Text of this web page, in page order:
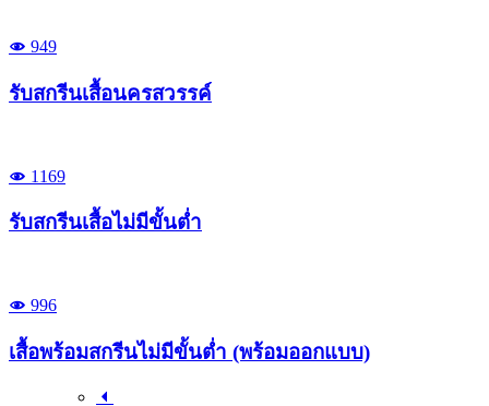
949
รับสกรีนเสื้อนครสวรรค์
1169
รับสกรีนเสื้อไม่มีขั้นต่ำ
996
เสื้อพร้อมสกรีนไม่มีขั้นต่ำ (พร้อมออกแบบ)